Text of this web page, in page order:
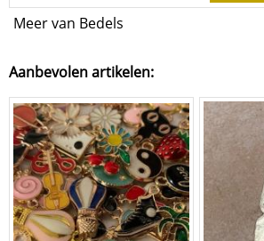
Meer van Bedels
Aanbevolen artikelen: